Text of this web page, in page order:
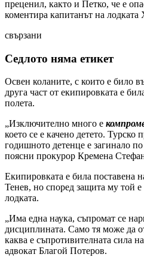
преценил, както и Петко, че е
коментира капитанът на лодката
свързани
Седлото няма етикет
Освен коланите, с които е било
друга част от екипировката е
полета.
„Изключително много е
което се е качено детето. Турско
годишното детенце е загинало
поясни прокурор Кремена
Екипировката е била поставена
Тенев, но според защита му той
лодката.
„Има една наука, съпромат се
дисциплината. Само тя може да
каква е съпротивителната сила
адвокат Благой Потеров.